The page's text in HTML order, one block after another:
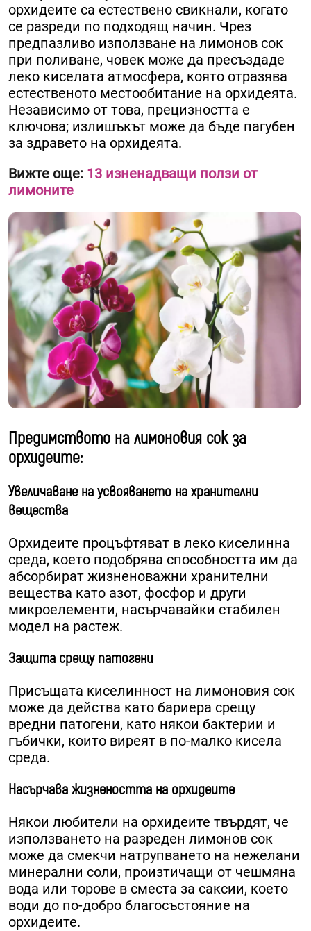
орхидеите са естествено свикнали, когато
се разреди по подходящ начин. Чрез
предпазливо използване на лимонов сок
при поливане, човек може да пресъздаде
леко киселата атмосфера, която отразява
естественото местообитание на орхидеята.
Независимо от това, прецизността е
ключова; излишъкът може да бъде пагубен
за здравето на орхидеята.
Вижте още: 13 изненадващи ползи от
лимоните
Предимството на лимоновия сок за
орхидеите:
Увеличаване на усвояването на хранителни
вещества
Орхидеите процъфтяват в леко киселинна
среда, което подобрява способността им да
абсорбират жизненоважни хранителни
вещества като азот, фосфор и други
микроелементи, насърчавайки стабилен
модел на растеж.
Защита срещу патогени
Присъщата киселинност на лимоновия сок
може да действа като бариера срещу
вредни патогени, като някои бактерии и
гъбички, които виреят в по-малко кисела
среда.
Насърчава жизнеността на орхидеите
Някои любители на орхидеите твърдят, че
използването на разреден лимонов сок
може да смекчи натрупването на нежелани
минерални соли, произтичащи от чешмяна
вода или торове в сместа за саксии, което
води до по-добро благосъстояние на
орхидеите.